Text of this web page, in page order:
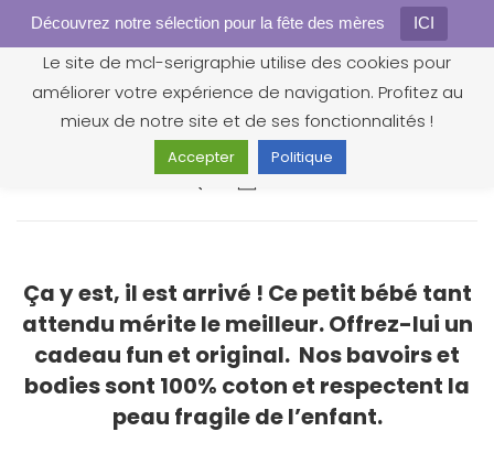
Découvrez notre sélection pour la fête des mères ICI
0
Ça y est, il est arrivé ! Ce petit bébé tant
attendu mérite le meilleur. Offrez-lui un
cadeau fun et original. Nos bavoirs et
bodies sont 100% coton et respectent la
peau fragile de l’enfant.
Gestion des cookies
Le site de mcl-serigraphie utilise des cookies pour
améliorer votre expérience de navigation. Profitez au
mieux de notre site et de ses fonctionnalités !
Accepter Politique